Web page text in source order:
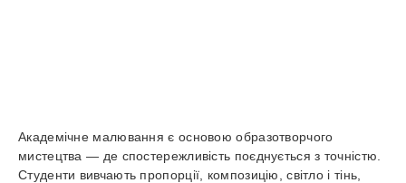
Академічне малювання є основою образотворчого
мистецтва — де спостережливість поєднується з точністю.
Студенти вивчають пропорції, композицію, світло і тінь,